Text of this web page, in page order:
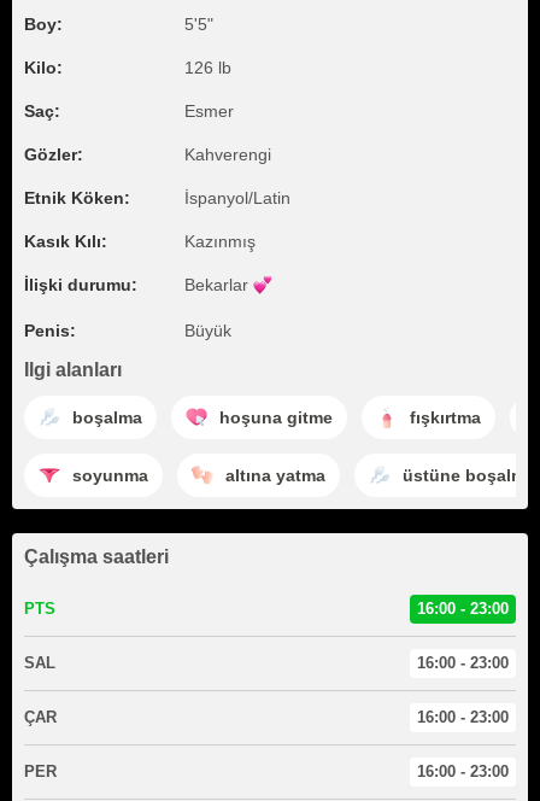
Boy: 5'5"
Kilo: 126 lb
Saç: Esmer
Gözler: Kahverengi
Etnik Köken: İspanyol/Latin
Kasık Kılı: Kazınmış
İlişki durumu: Bekarlar
Penis: Büyük
Ilgi alanları
boşalma hoşuna gitme fışkırtma
soyunma altına yatma üstüne boşalma
Çalışma saatleri
PTS 16:00 - 23:00
SAL 16:00 - 23:00
ÇAR 16:00 - 23:00
PER 16:00 - 23:00